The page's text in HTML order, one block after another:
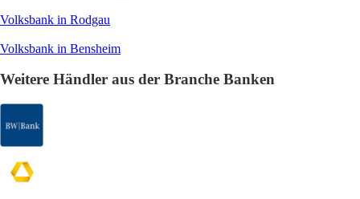
Volksbank in Rodgau
Volksbank in Bensheim
Weitere Händler aus der Branche Banken